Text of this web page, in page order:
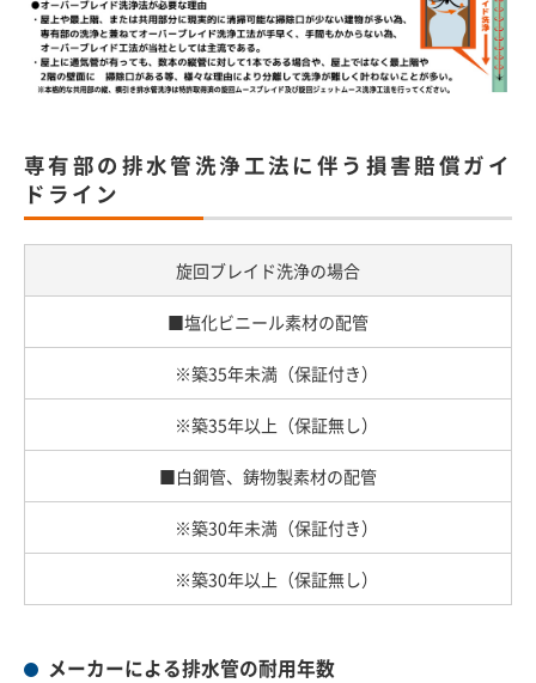
専有部の排水管洗浄工法に伴う損害賠償ガイ
ドライン
旋回ブレイド洗浄の場合
■塩化ビニール素材の配管
※築35年未満（保証付き）
※築35年以上（保証無し）
■白鋼管、鋳物製素材の配管
※築30年未満（保証付き）
※築30年以上（保証無し）
メーカーによる排水管の耐用年数